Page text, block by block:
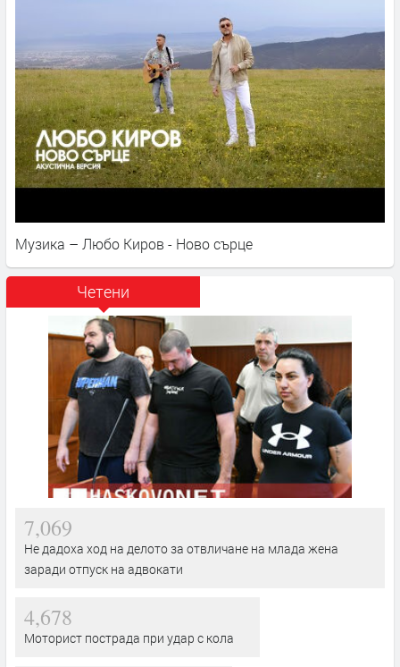
Музика – Любо Киров - Ново сърце
Четени
7,069
Не дадоха ход на делото за отвличане на млада жена
заради отпуск на адвокати
4,678
Моторист пострада при удар с кола